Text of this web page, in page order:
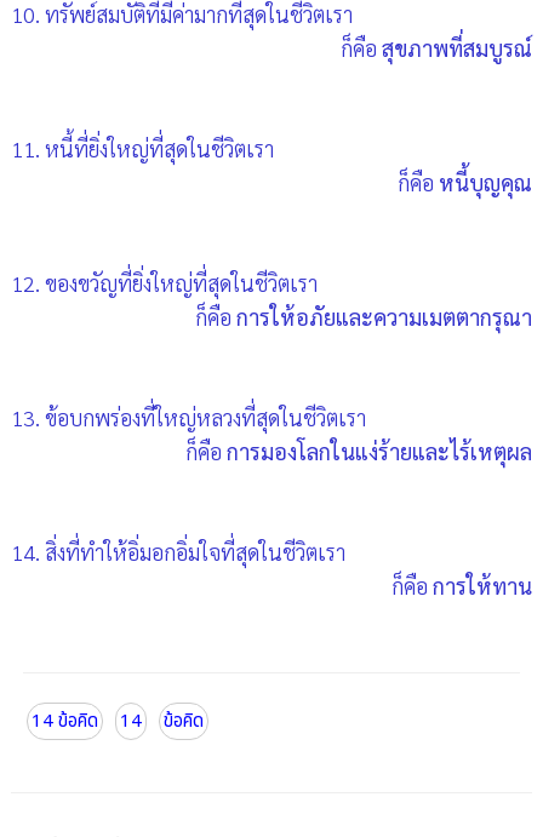
10. ทรัพย์สมบัติที่มีค่ามากที่สุดในชีวิตเรา
ก็คือสุขภาพที่สมบูรณ์
11. หนี้ที่ยิ่งใหญ่ที่สุดในชีวิตเรา
ก็คือ หนี้บุญคุณ
12. ของขวัญที่ยิ่งใหญ่ที่สุดในชีวิตเรา
ก็คือการให้อภัยและความเมตตากรุณา
13. ข้อบกพร่องที่ใหญ่หลวงที่สุดในชีวิตเรา
ก็คือการมองโลกในแง่ร้ายและไร้เหตุผล
14. สิ่งที่ทำให้อิ่มอกอิ่มใจที่สุดในชีวิตเรา
ก็คือการให้ทาน
14 ข้อคิด 14 ข้อคิด